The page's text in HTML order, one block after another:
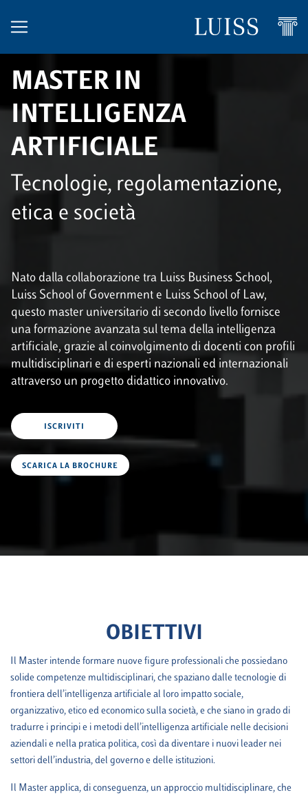
MASTER IN
INTELLIGENZA
ARTIFICIALE
Tecnologie, regolamentazione,
etica e società
Nato dalla collaborazione tra Luiss Business School,
Luiss School of Government e Luiss School of Law,
questo master universitario di secondo livello fornisce
una formazione avanzata sul tema della intelligenza
artificiale, grazie al coinvolgimento di docenti con profili
multidisciplinari e di esperti nazionali ed internazionali
attraverso un progetto didattico innovativo.
ISCRIVITI
SCARICA LA BROCHURE
OBIETTIVI
Il Master intende formare nuove figure professionali che possiedano
solide competenze multidisciplinari, che spaziano dalle tecnologie di
frontiera dell’intelligenza artificiale al loro impatto sociale,
organizzativo, etico ed economico sulla società, e che siano in grado di
tradurre i principi e i metodi dell’intelligenza artificiale nelle decisioni
aziendali e nella pratica politica, così da diventare i nuovi leader nei
settori dell’industria, del governo e delle istituzioni.
Il Master applica, di conseguenza, un approccio multidisciplinare, che